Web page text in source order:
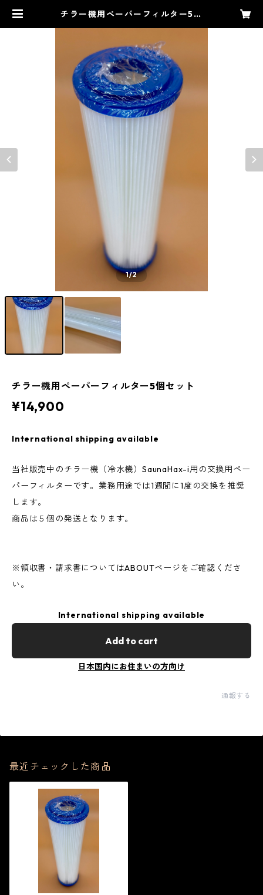
チラー機用ペーパーフィルター5個
1/2
チラー機用ペーパーフィルター5個セット
¥14,900
International shipping available
当社販売中のチラー機（冷水機）SaunaHax-i用の交換用ペー
パーフィルターです。業務用途では1週間に1度の交換を推奨
します。
商品は５個の発送となります。
※領収書・請求書についてはABOUTページをご確認くださ
い。
International shipping available
Add to cart
日本国内にお住まいの方向け
通報する
最近チェックした商品